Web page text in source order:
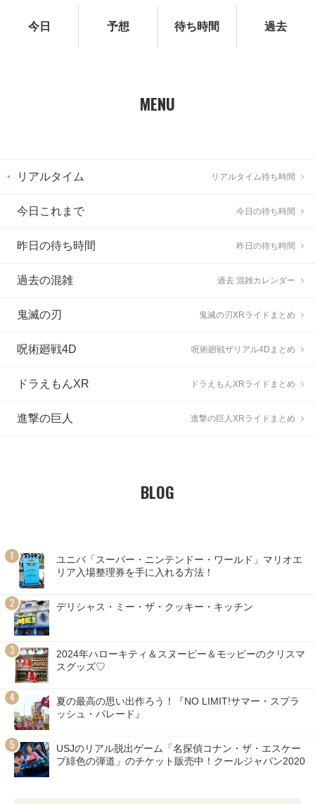
今日 予想 待ち時間 過去
MENU
リアルタイム リアルタイム待ち時間
今日これまで 今日の待ち時間
昨日の待ち時間 昨日の待ち時間
過去の混雑 過去 混雑カレンダー
鬼滅の刃 鬼滅の刃XRライドまとめ
呪術廻戦4D 呪術廻戦ザリアル4Dまとめ
ドラえもんXR ドラえもんXRライドまとめ
進撃の巨人 進撃の巨人XRライドまとめ
BLOG
ユニバ「スーパー・ニンテンドー・ワールド」マリオエ
リア入場整理券を手に入れる方法！
デリシャス・ミー・ザ・クッキー・キッチン
2024年ハローキティ＆スヌーピー＆モッピーのクリスマ
スグッズ♡
夏の最高の思い出作ろう！『NO LIMIT!サマー・スプラ
ッシュ・パレード』
USJのリアル脱出ゲーム「名探偵コナン・ザ・エスケー
プ緋色の弾道」のチケット販売中！クールジャパン2020